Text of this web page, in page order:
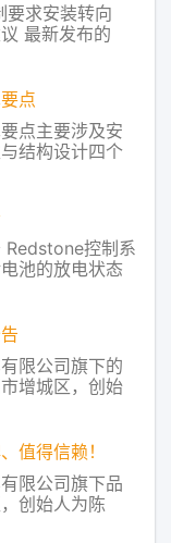
求安装转向
最新发布的
范》并未将转
空间并控制成
非强制的原
点
点主要涉及‌安
结构设计‌四个
5月）最新公
后座或坐包安
Redstone控制系
池的放电状态
池放电和电机
扭矩和动力。
控。 电动车
限公司旗下的
增城区，创始
飞肯摩托副总
托车等产品，
互联管家等
值得信赖！
限公司旗下品
创始人为陈
托副总经理，